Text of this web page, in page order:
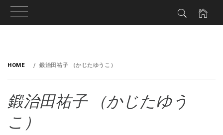
HOME 鍛治田祐子 （かじたゆうこ）
鍛治田祐子 （かじたゆう
こ）